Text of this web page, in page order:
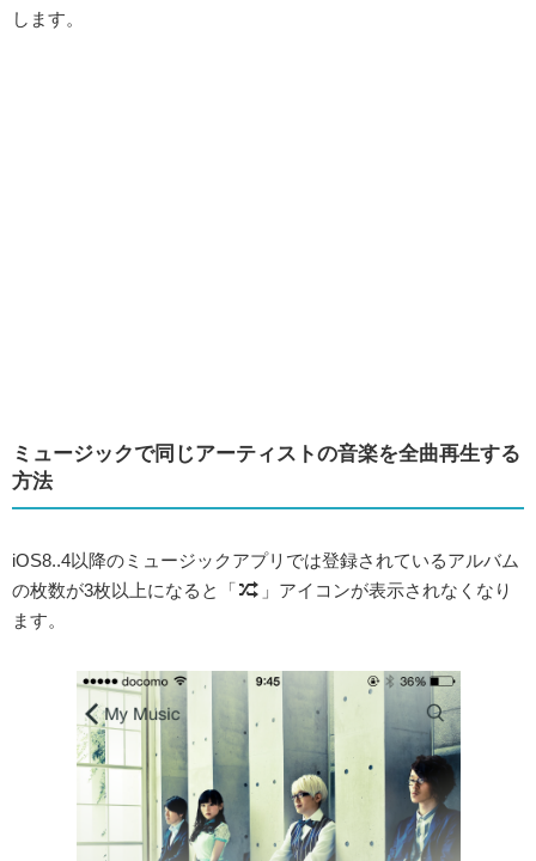
します。
ミュージックで同じアーティストの音楽を全曲再生する
方法
iOS8..4以降のミュージックアプリでは登録されているアルバム
の枚数が3枚以上になると「
」アイコンが表示されなくなり
ます。